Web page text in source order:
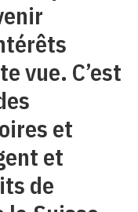
vue. C’est
et
et
de